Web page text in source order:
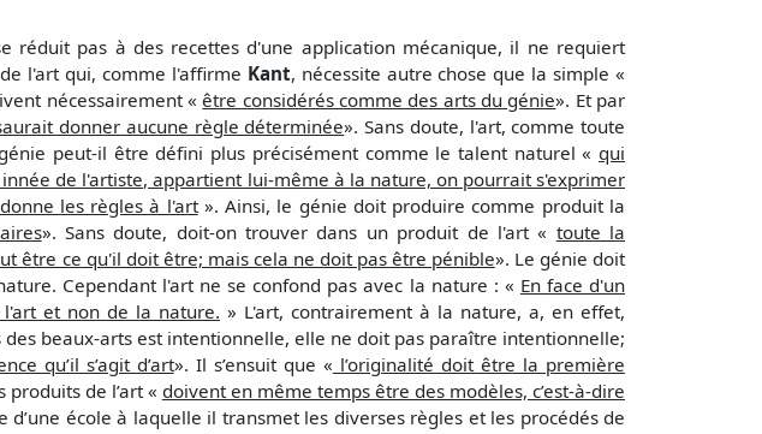
pas à des recettes d'une application mécanique, il ne requiert
l'art qui, comme l'affirme Kant, nécessite autre chose que la simple «
nécessairement «être considérés comme des arts du génie». Et par
donner aucune règle déterminée». Sans doute, l'art, comme toute
peut-il être défini plus précisément comme le talent naturel « qui
de l'artiste, appartient lui-même à la nature, on pourrait s'exprimer
les règles à l'art». Ainsi, le génie doit produire comme produit la
». Sans doute, doit-on trouver dans un produit de l'art « toute la
être ce qu'il doit être; mais cela ne doit pas être pénible». Le génie doit
Cependant l'art ne se confond pas avec la nature : « En face d'un
et non de la nature. » L'art, contrairement à la nature, a, en effet,
beaux-arts est intentionnelle, elle ne doit pas paraître intentionnelle;
qu’il s’agit d’art». Il s’ensuit que « l’originalité doit être la première
produits de l’art « doivent en même temps être des modèles, c’est-à-dire
école à laquelle il transmet les diverses règles et les procédés de